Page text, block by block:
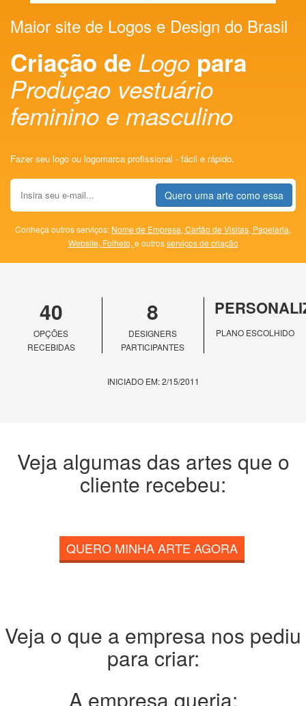
Maior site de Logos e Design do Brasil
Criação de Logo para
Produçao vestuário
feminino e masculino
Fazer seu logo ou logomarca profissional - fácil e rápido.
Quero uma arte como essa
Conheça outros serviços: Nome de Empresa, Cartão de Visitas, Papelaria,
Website, Folheto, e outrosserviços de criação
40
OPÇÕES
RECEBIDAS
8
DESIGNERS
PARTICIPANTES
PLANO ESCOLHIDO
INICIADO EM: 2/15/2011
Veja algumas das artes que o
cliente recebeu:
QUERO MINHA ARTE AGORA
Veja o que a empresa nos pediu
para criar:
A empresa queria: